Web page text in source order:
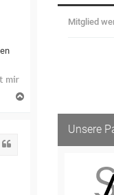
Mitglied
Unsere